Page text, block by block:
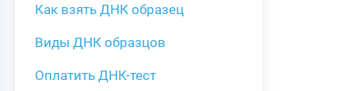
Как взять ДНК образец
Виды ДНК образцов
Оплатить ДНК-тест